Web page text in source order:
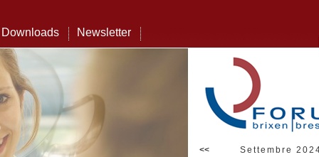
Downloads Newsletter
<< Settembre